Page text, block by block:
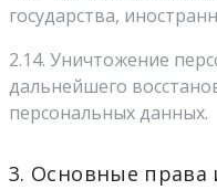
государства,
2.14. Уничтожение
дальнейшего
персональных данных.
3. Основные права